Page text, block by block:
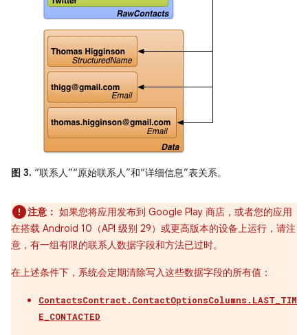
图 3. “联系人”“原始联系人”和“详细信息”表关系。
注意： 如果您将应用发布到 Google Play 商店，或者您的应用
在搭载 Android 10（API 级别 29）或更高版本的设备上运行，请注
意，有一组有限的联系人数据字段和方法已过时。
在上述条件下，系统会定期清除写入这些数据字段的所有值：
ContactsContract.ContactOptionsColumns.LAST_TIM
E_CONTACTED